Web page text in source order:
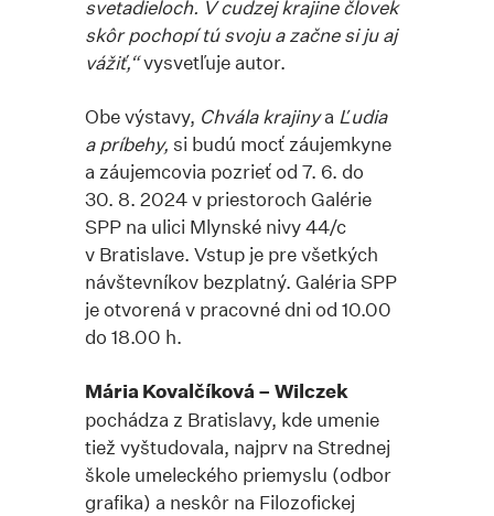
svetadieloch. V cudzej krajinečlovek
skôr pochopí tú svoju a začne si ju aj
vážiť,“vysvetľuje autor.
Obe výstavy, Chvála krajinya Ľudia
a príbehy, si budú mocť záujemkyne
a záujemcovia pozrieť od 7. 6. do
30. 8. 2024 v priestoroch Galérie
SPP na ulici Mlynské nivy 44/c
v Bratislave. Vstup je pre všetkých
návštevníkov bezplatný. Galéria SPP
je otvorená v pracovné dni od 10.00
do 18.00 h.
Mária Kovalčíková – Wilczek
pochádza z Bratislavy, kde umenie
tiež vyštudovala, najprv na Strednej
škole umeleckého priemyslu (odbor
grafika) a neskôr na Filozofickej